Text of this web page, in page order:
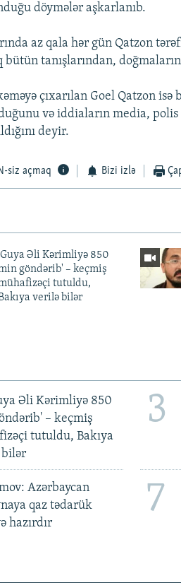
döymələr aşkarlanıb.
az qala hər gün Qatzon
tanışlarından,
çıxarılan Goel Qatzon
və iddiaların media,
deyir.
siz açmaq Bizi izlə
Əli Kərimliyə 850
göndərib' – keçmiş
tutuldu,
verilə bilər
Əli Kərimliyə 850
– keçmiş
tutuldu, Bakıya
3
Azərbaycan
qaz tədarük
hazırdır
7